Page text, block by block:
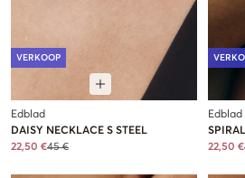
VERKOOP
Edblad
DAISY NECKLACE S STEEL
22,50 €45 €
Edblad
22,50 €